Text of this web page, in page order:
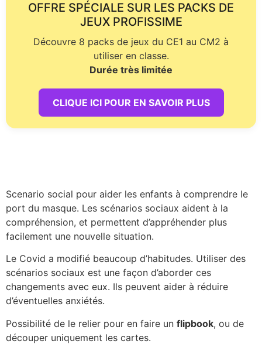
OFFRE SPÉCIALE SUR LES PACKS DE
JEUX PROFISSIME
Découvre 8 packs de jeux du CE1 au CM2 à
utiliser en classe.
Durée très limitée
CLIQUE ICI POUR EN SAVOIR PLUS
Scenario social pour aider les enfants à comprendre le
port du masque. Les scénarios sociaux aident à la
compréhension, et permettent d’appréhender plus
facilement une nouvelle situation.
Le Covid a modifié beaucoup d’habitudes. Utiliser des
scénarios sociaux est une façon d’aborder ces
changements avec eux. Ils peuvent aider à réduire
d’éventuelles anxiétés.
Possibilité de le relier pour en faire un flipbook, ou de
découper uniquement les cartes.